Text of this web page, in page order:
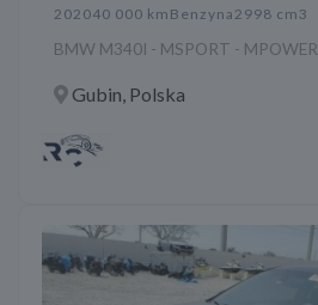
202040 000 km Benzyna2998 cm3
BMW M340I - MSPORT - MPOWER
Gubin, Polska